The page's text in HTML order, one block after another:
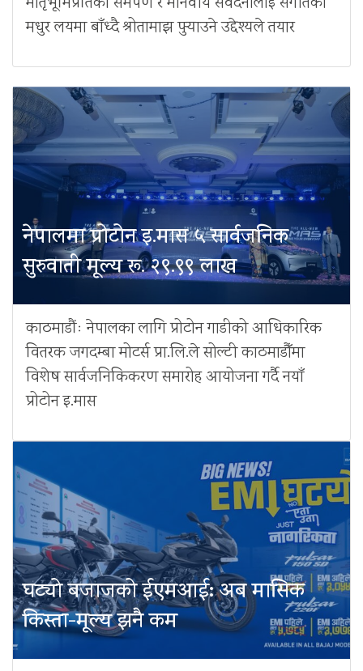
मधुर लयमा बाँध्दै श्रोतामाझ पुर्‍याउने उद्देश्यले तयार
नेपालमा प्रोटोन इ.मास ५ सार्वजनिक
सुरुवाती मूल्य रू. २९.९९ लाख
काठमाडौंः नेपालका लागि प्रोटोन गाडीको आधिकारिक
वितरक जगदम्बा मोटर्स प्रा.लि.ले सोल्टी काठमाडौँमा
विशेष सार्वजनिकिकरण समारोह आयोजना गर्दै नयाँ
प्रोटोन इ.मास
घट्यो बजाजको ईएमआई: अब मासिक
किस्ता-मूल्य झनै कम